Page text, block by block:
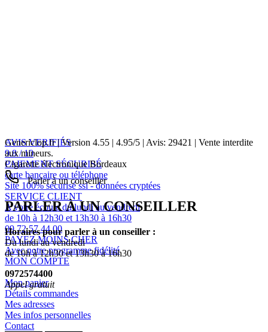
AVIS VERIFIÉS
9.8 / 10
PAIEMENT SÉCURISÉ
carte bancaire ou téléphone
Site 100% sécurisé ssl - données cryptées
SERVICE CLIENT
A votre écoute du lundi au vendredi
de 10h à 12h30 et 13h30 à 16h30
09 72 57 44 00
PAYEZ MOINS CHER
Avec notre programme fidélité
MON COMPTE
Mon panier
Détails commandes
Mes adresses
Mes infos personnelles
Contact
Genericlop.fr|Version 4.55 | 4.95/5 | Avis: 29421 | Vente interdite
aux mineurs.
Cigarette électronique Bordeaux
Parler à un conseiller
PARLER À UN CONSEILLER
Horaires pour parler à un conseiller :
Du lundi au vendredi
de 10h à 12h30 et 13h30 à 16h30
0972574400
Appel gratuit